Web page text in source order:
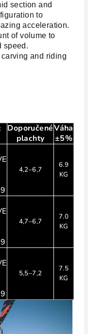
section and
to
acceleration.
of volume to
speed.
and riding
Doporučené
plachty
Váha
±5%
4,2–6,7
6.9
KG
4,7–6,7
7.0
KG
5,5–7,2
7.5
KG